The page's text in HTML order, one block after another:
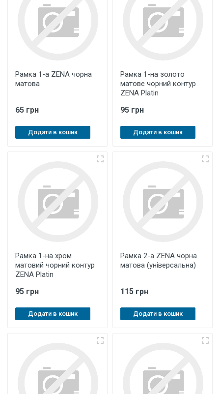
Рамка 1-а ZENA чорна
матова
65 грн
Додати в кошик
Рамка 1-на золото
матове чорний контур
ZENA Platin
95 грн
Додати в кошик
Рамка 1-на хром
матовий чорний контур
ZENA Platin
95 грн
Додати в кошик
Рамка 2-а ZENA чорна
матова (універсальна)
115 грн
Додати в кошик